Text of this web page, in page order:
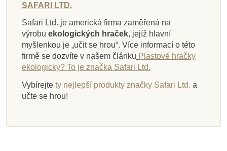
SAFARI LTD.
Safari Ltd. je americká firma zaměřená na
výrobu ekologických hraček, jejíž hlavní
myšlenkou je „učit se hrou“. Více informací o této
firmě se dozvíte v našem článku Plastové hračky
ekologicky? To je značka Safari Ltd.
Vybírejte ty nejlepší produkty značky Safari Ltd. a
učte se hrou!